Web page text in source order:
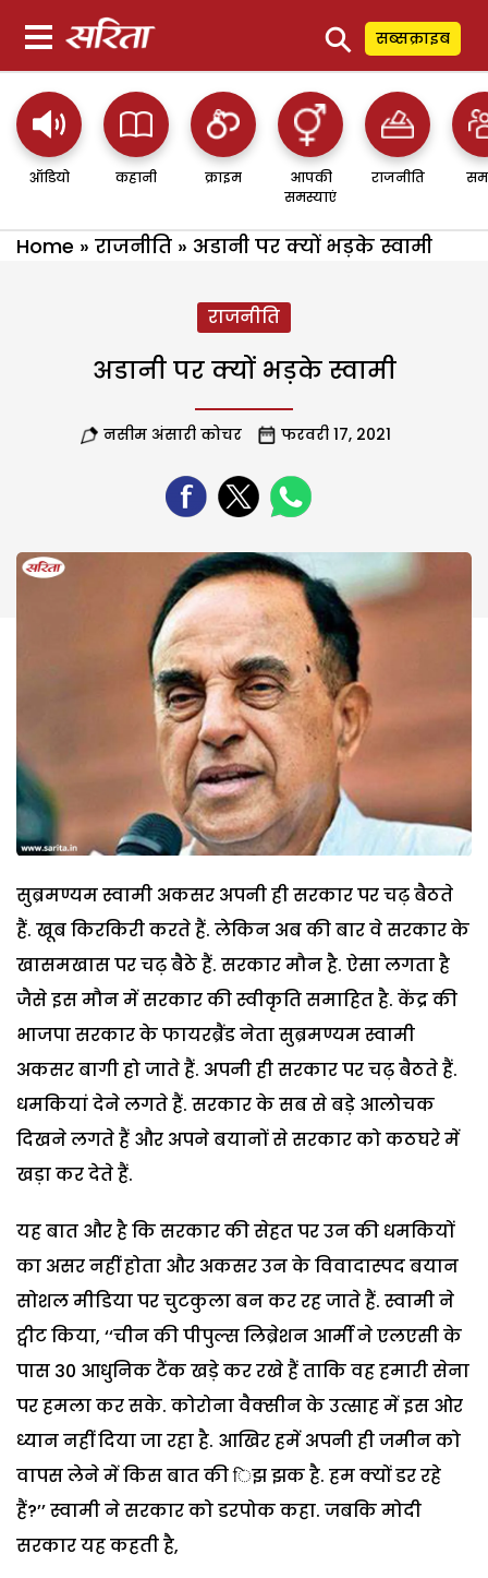
⚲ सब्सक्राइब
ऑडियो कहानी क्राइम
आपकी
समस्याएं
राजनीति
Home » राजनीति » अडानी पर क्यों भड़के स्वामी
राजनीति
अडानी पर क्यों भड़के स्वामी
नसीम अंसारी कोचर फरवरी 17, 2021
सुब्रमण्यम स्वामी अकसर अपनी ही सरकार पर चढ़ बैठते
हैं. खूब किरकिरी करते हैं. लेकिन अब की बार वे सरकार के
खासमखास पर चढ़ बैठे हैं. सरकार मौन है. ऐसा लगता है
जैसे इस मौन में सरकार की स्वीकृति समाहित है. केंद्र की
भाजपा सरकार के फायरब्रैंड नेता सुब्रमण्यम स्वामी
अकसर बागी हो जाते हैं. अपनी ही सरकार पर चढ़ बैठते हैं.
धमकियां देने लगते हैं. सरकार के सब से बड़े आलोचक
दिखने लगते हैं और अपने बयानों से सरकार को कठघरे में
खड़ा कर देते हैं.
यह बात और है कि सरकार की सेहत पर उन की धमकियों
का असर नहीं होता और अकसर उन के विवादास्पद बयान
सोशल मीडिया पर चुटकुला बन कर रह जाते हैं. स्वामी ने
ट्वीट किया, ‘‘चीन की पीपुल्स लिब्रेशन आर्मी ने एलएसी के
पास 30 आधुनिक टैंक खड़े कर रखे हैं ताकि वह हमारी सेना
पर हमला कर सके. कोरोना वैक्सीन के उत्साह में इस ओर
ध्यान नहीं दिया जा रहा है. आखिर हमें अपनी ही जमीन को
वापस लेने में किस बात की िझ झक है. हम क्यों डर रहे
हैं?’’ स्वामी ने सरकार को डरपोक कहा. जबकि मोदी
सरकार यह कहती है,